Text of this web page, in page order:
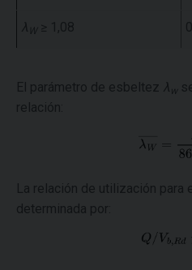
λ W ≥ 1,08
El parámetro de esbeltez λ w
relación:
La relación de utilización para
determinada por: